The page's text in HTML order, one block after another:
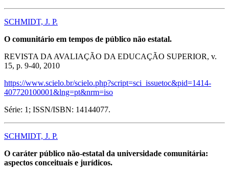
SCHMIDT, J. P.
O comunitário em tempos de público não estatal.
REVISTA DA AVALIAÇÃO DA EDUCAÇÃO SUPERIOR, v.
15, p. 9-40, 2010
https://www.scielo.br/scielo.php?script=sci_issuetoc&pid=1414-
407720100001&lng=pt&nrm=iso
Série: 1; ISSN/ISBN: 14144077.
SCHMIDT, J. P.
O caráter público não-estatal da universidade comunitária:
aspectos conceituais e jurídicos.